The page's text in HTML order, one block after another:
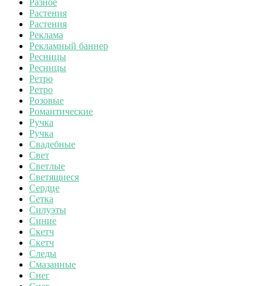
Растения
Растения
Реклама
Рекламный баннер
Ресницы
Ресницы
Ретро
Ретро
Розовые
Романтические
Ручка
Ручка
Свадебные
Свет
Светлые
Светящиеся
Сердце
Сетка
Силуэты
Синие
Скетч
Скетч
Следы
Смазанные
Снег